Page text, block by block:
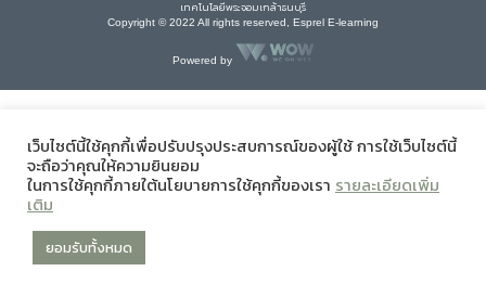
เทคโนโลยีพระจอมเกล้าธนบุรี
Copyright © 2022 All rights reserved, Esprel E-learning
Powered by
เว็บไซต์นี้ใช้คุกกี้เพื่อปรับปรุงประสบการณ์ของผู้ใช้ การใช้เว็บไซต์นี้
จะถือว่าคุณให้ความยินยอม
ในการใช้คุกกี้ภายใต้นโยบายการใช้คุกกี้ของเรา รายละเอียดเพิ่ม
เติม
ยอมรับทั้งหมด